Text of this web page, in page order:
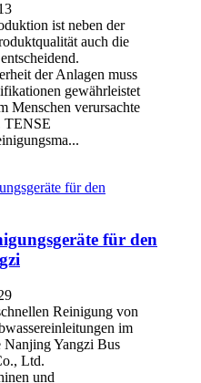
ist neben der
auch die
der Anlagen muss
gewährleistet
Menschen verursachte
TENSE
für den
Reinigung von
im
Nanjing Yangzi Bus
Ltd.
und